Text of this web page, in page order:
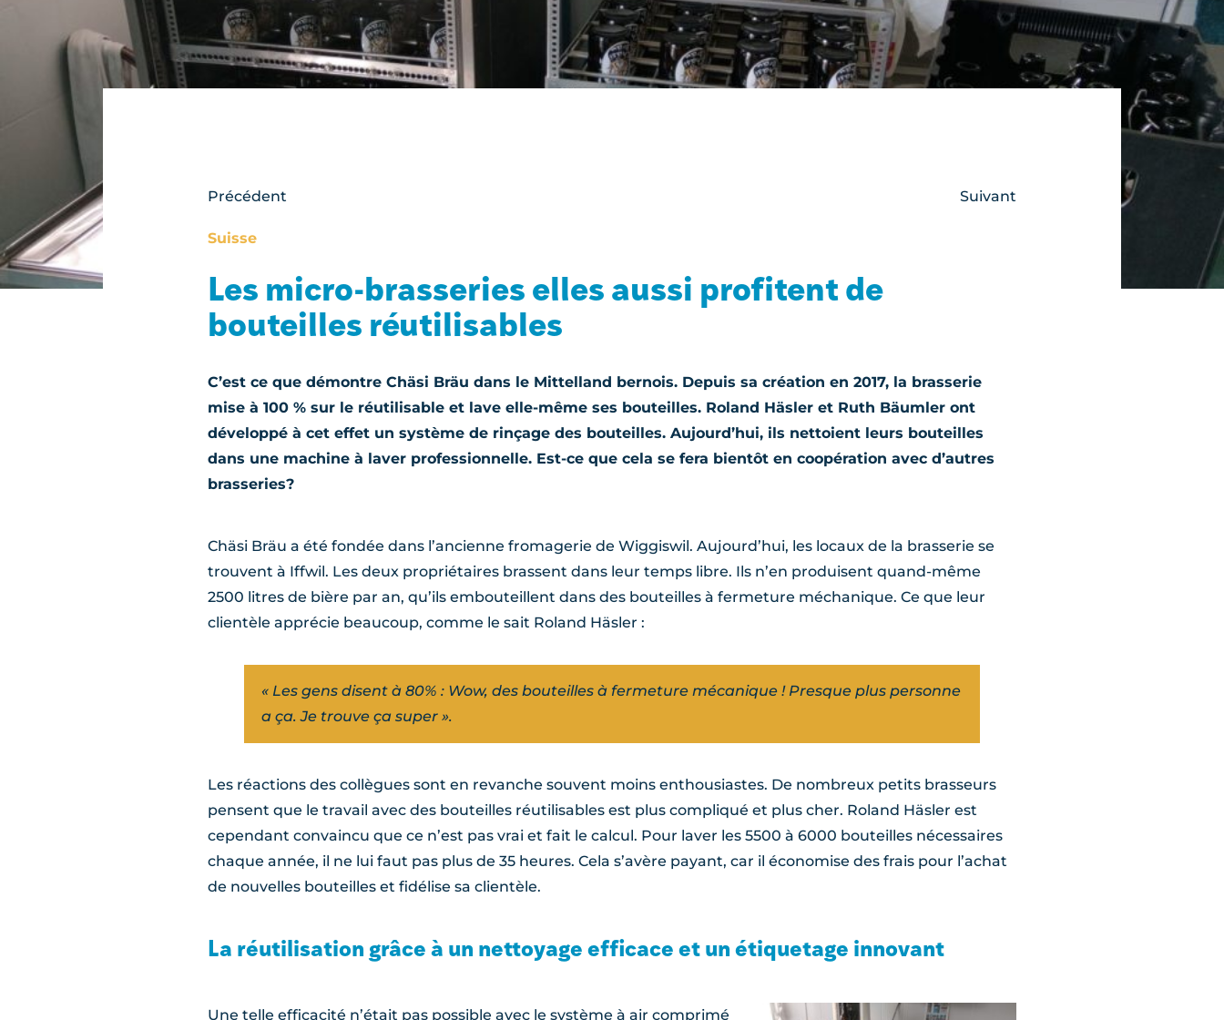
Précédent Suivant
Suisse
Les micro-brasseries elles aussi profitent de
bouteilles réutilisables
C’est ce que démontre Chäsi Bräu dans le Mittelland bernois. Depuis sa création en 2017, la brasserie
mise à 100 % sur le réutilisable et lave elle-même ses bouteilles. Roland Häsler et Ruth Bäumler ont
développé à cet effet un système de rinçage des bouteilles. Aujourd’hui, ils nettoient leurs bouteilles
dans une machine à laver professionnelle. Est-ce que cela se fera bientôt en coopération avec d’autres
brasseries?
Chäsi Bräu a été fondée dans l’ancienne fromagerie de Wiggiswil. Aujourd’hui, les locaux de la brasserie se
trouvent à Iffwil. Les deux propriétaires brassent dans leur temps libre. Ils n’en produisent quand-même
2500 litres de bière par an, qu’ils embouteillent dans des bouteilles à fermeture méchanique. Ce que leur
clientèle apprécie beaucoup, comme le sait Roland Häsler :
« Les gens disent à 80% : Wow, des bouteilles à fermeture mécanique ! Presque plus personne
a ça. Je trouve ça super ».
Les réactions des collègues sont en revanche souvent moins enthousiastes. De nombreux petits brasseurs
pensent que le travail avec des bouteilles réutilisables est plus compliqué et plus cher. Roland Häsler est
cependant convaincu que ce n’est pas vrai et fait le calcul. Pour laver les 5500 à 6000 bouteilles nécessaires
chaque année, il ne lui faut pas plus de 35 heures. Cela s’avère payant, car il économise des frais pour l’achat
de nouvelles bouteilles et fidélise sa clientèle.
La réutilisation grâce à un nettoyage efficace et un étiquetage innovant
Une telle efficacité n’était pas possible avec le système à air comprimé